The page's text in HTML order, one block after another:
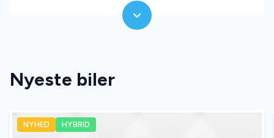
Nyeste biler
NYHED HYBRID